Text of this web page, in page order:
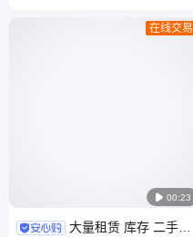
 00:23
在线交易
大量租赁 库存 二手8